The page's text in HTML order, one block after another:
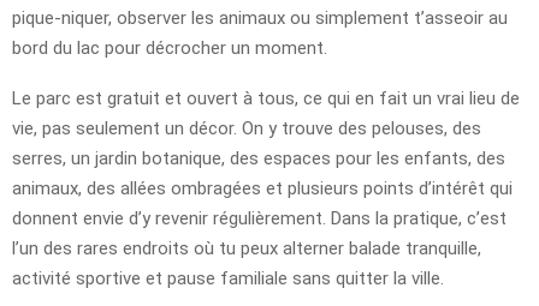
pique-niquer, observer les animaux ou simplement t’asseoir au
bord du lac pour décrocher un moment.
Le parc est gratuit et ouvert à tous, ce qui en fait un vrai lieu de
vie, pas seulement un décor. On y trouve des pelouses, des
serres, un jardin botanique, des espaces pour les enfants, des
animaux, des allées ombragées et plusieurs points d’intérêt qui
donnent envie d’y revenir régulièrement. Dans la pratique, c’est
l’un des rares endroits où tu peux alterner balade tranquille,
activité sportive et pause familiale sans quitter la ville.